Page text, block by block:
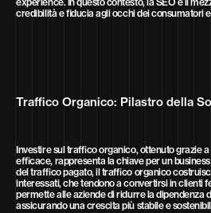
credibilità e fiducia agli occhi dei consumatori
Traffico Organico: Pilastro della
Investire sul traffico organico, ottenuto grazie
efficace, rappresenta la chiave per un
del traffico pagato, il traffico organico
interessati, che tendono a convertirsi in clienti
permette alle aziende di ridurre la dipendenza
assicurando una crescita più stabile e